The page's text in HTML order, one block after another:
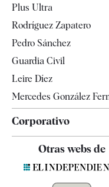
Televisión
Plus Ultra
Rodríguez Zapatero
Pedro Sánchez
Guardia Civil
Leire Díez
Mercedes González
Corporativo
Contacto
Otras webs de